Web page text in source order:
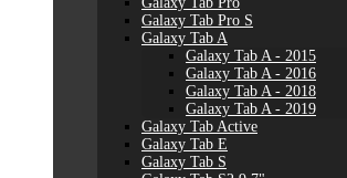
Galaxy Tab Pro S
Galaxy Tab A
Galaxy Tab A - 2015
Galaxy Tab A - 2016
Galaxy Tab A - 2018
Galaxy Tab A - 2019
Galaxy Tab Active
Galaxy Tab E
Galaxy Tab S